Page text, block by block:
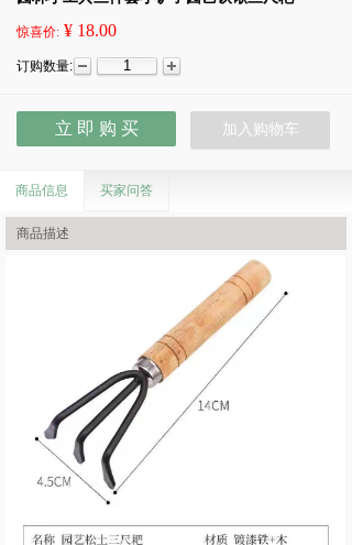
惊喜价: ¥ 18.00
订购数量:
立 即 购 买 加入购物车
商品信息 买家问答
商品描述